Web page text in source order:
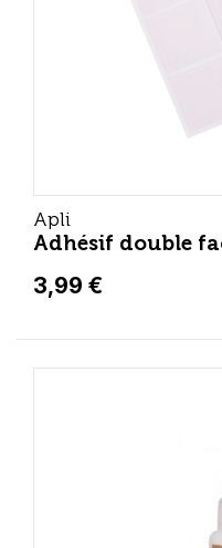
Apli
Adhésif double
3,99 €